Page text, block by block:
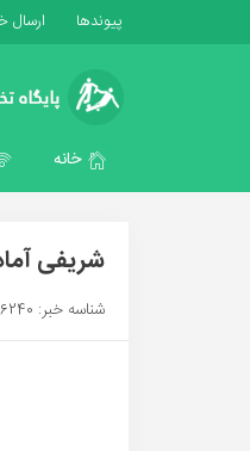
پیوندها ارسال
خانه
شریفی
شناسه خبر: 36240